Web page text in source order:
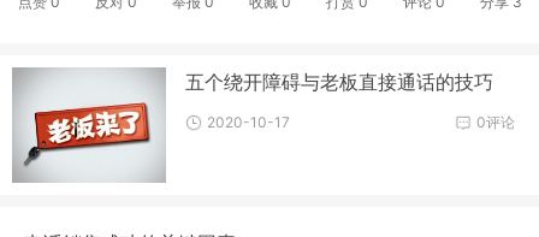
五个绕开障碍与老板直接通话的技巧
0评论
2020-10-17